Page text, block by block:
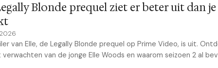
Blonde prequel ziet er beter uit dan je
van Elle, de Legally Blonde prequel op Prime Video, is uit.
verwachten van de jonge Elle Woods en waarom seizoen 2 al